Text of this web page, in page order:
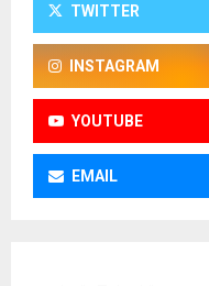
TWITTER
INSTAGRAM
YOUTUBE
EMAIL